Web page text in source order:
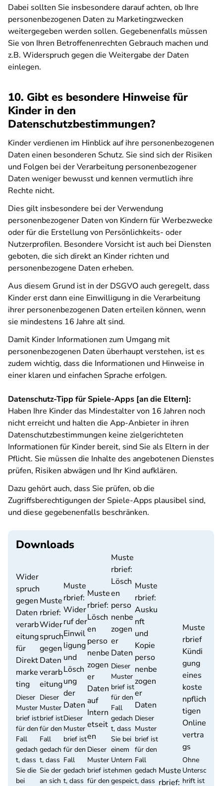
Dabei sollten Sie insbesondere darauf achten, ob Ihre
personenbezogenen Daten zu Marketingzwecken
weitergegeben werden sollen. Gegebenenfalls müssen
Sie von Ihren Betroffenenrechten Gebrauch machen und
z.B. Widerspruch gegen die Weitergabe der Daten
einlegen.
10. Gibt es besondere Hinweise für
Kinder in den
Datenschutzbestimmungen?
Kinder verdienen im Hinblick auf ihre personenbezogenen
Daten einen besonderen Schutz. Sie sind sich der Risiken
und Folgen bei der Verarbeitung personenbezogener
Daten weniger bewusst und kennen vermutlich ihre
Rechte nicht.
Dies gilt insbesondere bei der Verwendung
personenbezogener Daten von Kindern für Werbezwecke
oder für die Erstellung von Persönlichkeits- oder
Nutzerprofilen. Besondere Vorsicht ist auch bei Diensten
geboten, die sich direkt an Kinder richten und
personenbezogene Daten erheben.
Aus diesem Grund ist in der DSGVO auch geregelt, dass
Kinder erst dann eine Einwilligung in die Verarbeitung
ihrer personenbezogenen Daten erteilen können, wenn
sie mindestens 16 Jahre alt sind.
Damit Kinder Informationen zum Umgang mit
personenbezogenen Daten überhaupt verstehen, ist es
zudem wichtig, dass die Informationen und Hinweise in
einer klaren und einfachen Sprache erfolgen.
Datenschutz-Tipp für Spiele-Apps [an die Eltern]:
Haben Ihre Kinder das Mindestalter von 16 Jahren noch
nicht erreicht und halten die App-Anbieter in ihren
Datenschutzbestimmungen keine zielgerichteten
Informationen für Kinder bereit, sind Sie als Eltern in der
Pflicht. Sie müssen die Inhalte des angebotenen Dienstes
prüfen, Risiken abwägen und Ihr Kind aufklären.
Dazu gehört auch, dass Sie prüfen, ob die
Zugriffsberechtigungen der Spiele-Apps plausibel sind,
und diese gegebenenfalls beschränken.
Downloads
Wider
spruch
gegen
Daten
verarb
eitung
für
Direkt
marke
ting
Dieser
Muster
brief ist
für den
Fall
gedach
t, dass
Sie die
bei
Muste
rbrief:
Wider
spruch
gegen
Daten
verarb
eitung
Dieser
Muster
brief ist
für den
Fall
gedach
t, dass
Sie der
an sich
Muste
rbrief:
Wider
ruf der
Einwil
ligung
und
Lösch
ung
der
Daten
Dieser
Muster
brief ist
für den
Fall
gedach
t, dass
Muste
rbrief:
Lösch
en
perso
nenbe
zogen
er
Daten
auf
Intern
etseit
en
Dieser
Muster
brief ist
für den
Muste
rbrief:
Lösch
en
perso
nenbe
zogen
er
Daten
Dieser
Muster
brief ist
für den
Fall
gedach
t, dass
Sie bei
einem
Untern
ehmen
gespeic
Muste
rbrief:
Ausku
nft
und
Kopie
perso
nenbe
zogen
er
Daten
Dieser
Muster
brief ist
für den
Fall
gedach
t, dass
Muste
rbrief:
Muste
rbrief
Kündi
gung
eines
koste
npflich
tigen
Online
vertra
gs
Ohne
Untersc
hrift ist